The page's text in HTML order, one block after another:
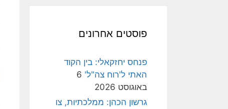
פוסטים אחרונים
פנחס יחזקאלי: בין הקוד
האתי ל'רוח צה"ל' 6
באוגוסט 2026
גרשון הכהן: ממלכתיות, צו